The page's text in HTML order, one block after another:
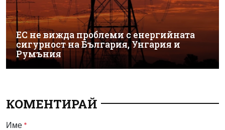
ЕС не вижда проблеми с енергийната
сигурност на България, Унгария и
Румъния
КОМЕНТИРАЙ
Име *